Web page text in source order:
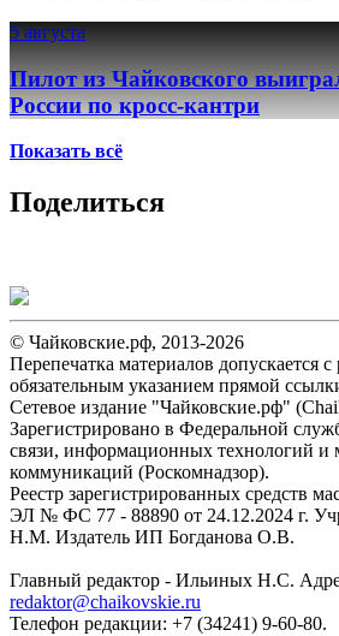
5 августа
Пилот из Чайковского
России по кросс-кантри
Показать всё
Поделиться
© Чайковские.рф, 2013-2026
Перепечатка материалов допускается
обязательным указанием прямой
Сетевое издание "Чайковские.рф"
Зарегистрировано в Федеральной
связи, информационных технологий и
коммуникаций (Роскомнадзор).
Реестр зарегистрированных средств
ЭЛ № ФС 77 - 88890 от 24.12.2024 г.
Н.М. Издатель ИП Богданова О.В.
Главный редактор - Ильиных Н.С.
redaktor@chaikovskie.ru
Телефон редакции: +7 (34241) 9-60-80.